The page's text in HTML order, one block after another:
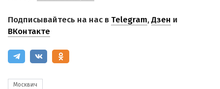
Подписывайтесь на нас в Telegram,Дзен и
ВКонтакте
Москвич